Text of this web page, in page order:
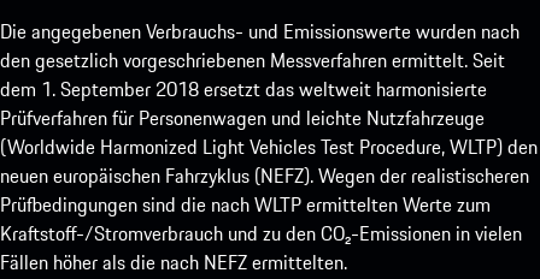
Die angegebenen Verbrauchs- und Emissionswerte wurden nach
den gesetzlich vorgeschriebenen Messverfahren ermittelt. Seit
dem 1. September 2018 ersetzt das weltweit harmonisierte
Prüfverfahren für Personenwagen und leichte Nutzfahrzeuge
(Worldwide Harmonized Light Vehicles Test Procedure, WLTP) den
neuen europäischen Fahrzyklus (NEFZ). Wegen der realistischeren
Prüfbedingungen sind die nach WLTP ermittelten Werte zum
Kraftstoff-/Stromverbrauch und zu den CO₂-Emissionen in vielen
Fällen höher als die nach NEFZ ermittelten.